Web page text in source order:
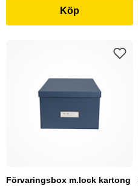
Köp
Förvaringsbox m.lock kartong